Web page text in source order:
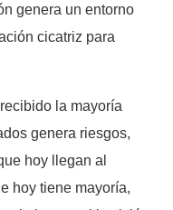
genera un entorno
cicatriz para
la mayoría
genera riesgos,
hoy llegan al
hoy tiene mayoría,